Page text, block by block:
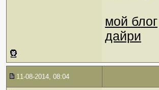
мой блог
дайри
11-08-2014, 08:04